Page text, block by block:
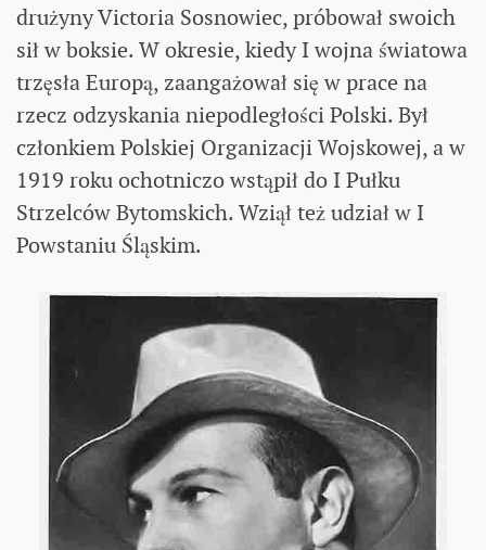
drużyny Victoria Sosnowiec, próbował swoich
sił w boksie. W okresie, kiedy I wojna światowa
trzęsła Europą, zaangażował się w prace na
rzecz odzyskania niepodległości Polski. Był
członkiem Polskiej Organizacji Wojskowej, a w
1919 roku ochotniczo wstąpił do I Pułku
Strzelców Bytomskich. Wziął też udział w I
Powstaniu Śląskim.